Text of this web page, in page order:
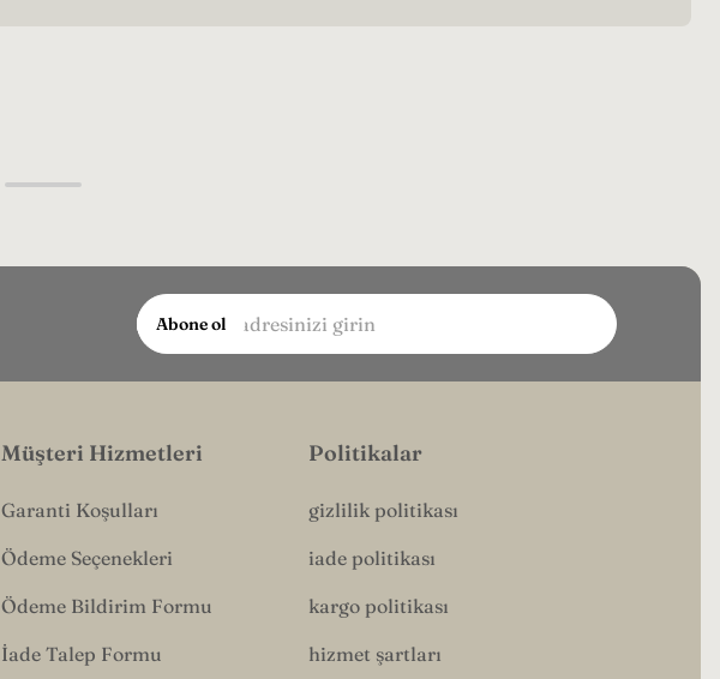
E-
posta
adresinizi
Abone ol
Müşteri Hizmetleri
Garanti Koşulları
Ödeme Seçenekleri
Ödeme Bildirim Formu
İade Talep Formu
Politikalar
gizlilik politikası
iade politikası
kargo politikası
hizmet şartları